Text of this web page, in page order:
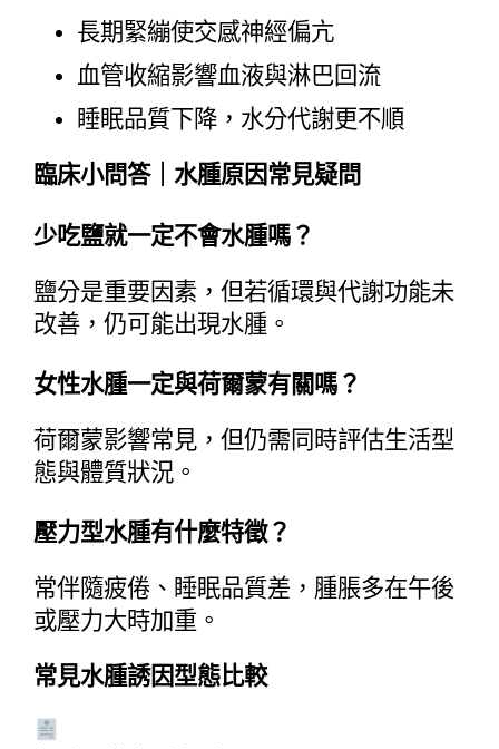
長期緊繃使交感神經偏亢
血管收縮影響血液與淋巴回流
睡眠品質下降，水分代謝更不順
臨床小問答｜水腫原因常見疑問
少吃鹽就一定不會水腫嗎？
鹽分是重要因素，但若循環與代謝功能未
改善，仍可能出現水腫。
女性水腫一定與荷爾蒙有關嗎？
荷爾蒙影響常見，但仍需同時評估生活型
態與體質狀況。
壓力型水腫有什麼特徵？
常伴隨疲倦、睡眠品質差，腫脹多在午後
或壓力大時加重。
常見水腫誘因型態比較